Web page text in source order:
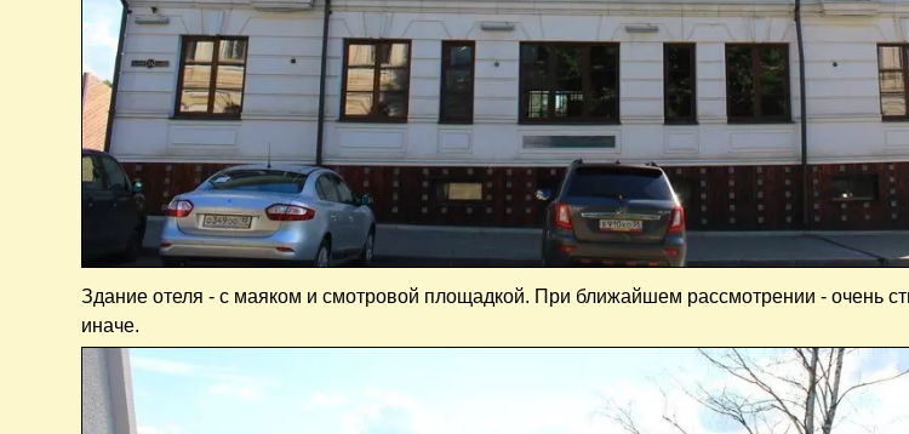
Здание отеля - с маяком и смотровой площадкой. При ближайшем рассмотрении - очень
иначе.